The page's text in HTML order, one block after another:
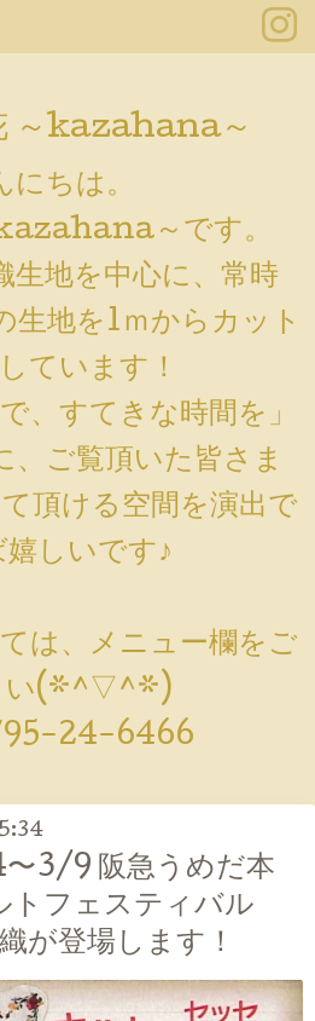
～kazahana～
にちは。
～です。
生地を中心に、常時
生地を1ｍからカット
ています！
、すてきな時間を」
、ご覧頂いた皆さま
頂ける空間を演出で
嬉しいです♪
は、メニュー欄をご
い(*^▽^*)
24-6466
〜3/9 阪急うめだ本
トフェスティバル
が登場します！